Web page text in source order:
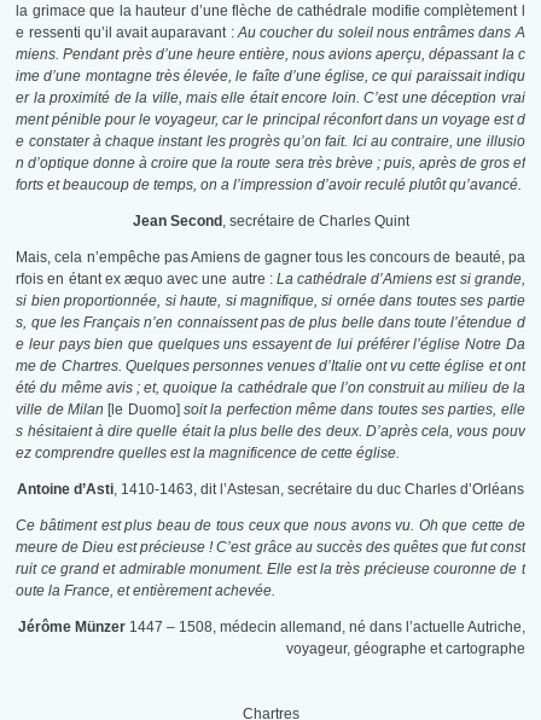
la grimace que la hauteur d’une flèche de cathédrale modifie complètement l
e ressenti qu’il avait auparavant :Au coucher du soleil nous entrâmes dans A
miens. Pendant près d’une heure entière, nous avions aperçu, dépassant la c
ime d’une montagne très élevée, le faîte d’une église, ce qui paraissait indiqu
er la proximité de la ville, mais elle était encore loin. C’est une déception vrai
ment pénible pour le voyageur, car le principal réconfort dans un voyage est d
e constater à chaque instant les progrès qu’on fait. Ici au contraire, une illusio
n d’optique donne à croire que la route sera très brève ; puis, après de gros ef
forts et beaucoup de temps, on a l’impression d’avoir reculé plutôt qu’avancé.
Jean Second , secrétaire de Charles Quint
Mais, cela n’empêche pas Amiens de gagner tous les concours de beauté, pa
rfois en étant ex æquo avec une autre : La cathédrale d’Amiens est si grande,
si bien proportionnée, si haute, si magnifique, si ornée dans toutes ses partie
s, que les Français n’en connaissent pas de plus belle dans toute l’étendue d
e leur pays bien que quelques uns essayent de lui préférer l’église Notre Da
me de Chartres. Quelques personnes venues d’Italie ont vu cette église et ont
été du même avis ; et, quoique la cathédrale que l’on construit au milieu de la
ville de Milan [le Duomo] soit la perfection même dans toutes ses parties, elle
s hésitaient à dire quelle était la plus belle des deux. D’après cela, vous pouv
ez comprendre quelles est la magnificence de cette église.
Antoine d’Asti, 1410-1463, dit l’Astesan, secrétaire du duc Charles d’Orléans
Ce bâtiment est plus beau de tous ceux que nous avons vu. Oh que cette de
meure de Dieu est précieuse ! C’est grâce au succès des quêtes que fut const
ruit ce grand et admirable monument. Elle est la très précieuse couronne de t
oute la France, et entièrement achevée.
Jérôme Münzer 1447 – 1508, médecin allemand, né dans l’actuelle Autriche,
voyageur, géographe et cartographe
Chartres